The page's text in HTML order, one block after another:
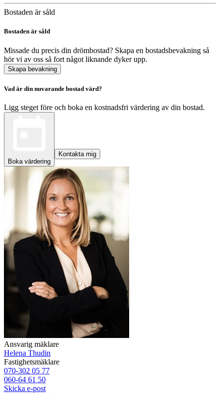
Bostaden är såld
Bostaden är såld
Missade du precis din drömbostad? Skapa en bostadsbevakning så
hör vi av oss så fort något liknande dyker upp.
Skapa bevakning
Vad är din nuvarande bostad värd?
Ligg steget före och boka en kostnadsfri värdering av din bostad.
Boka värdering
Kontakta mig
Ansvarig mäklare
Helena Thudin
Fastighetsmäklare
070-302 05 77
060-64 61 50
Skicka e-post